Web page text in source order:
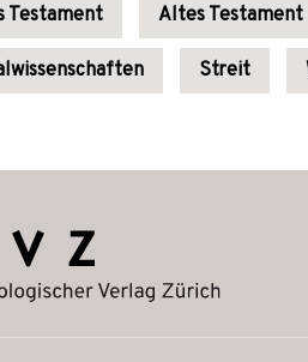
Testament Altes Testament
Streit